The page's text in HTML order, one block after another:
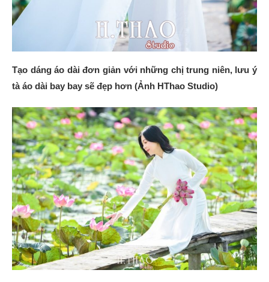
Tạo dáng áo dài đơn giản với những chị trung niên, lưu ý
tà áo dài bay bay sẽ đẹp hơn (Ảnh HThao Studio)